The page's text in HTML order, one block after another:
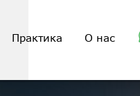
Практика О нас